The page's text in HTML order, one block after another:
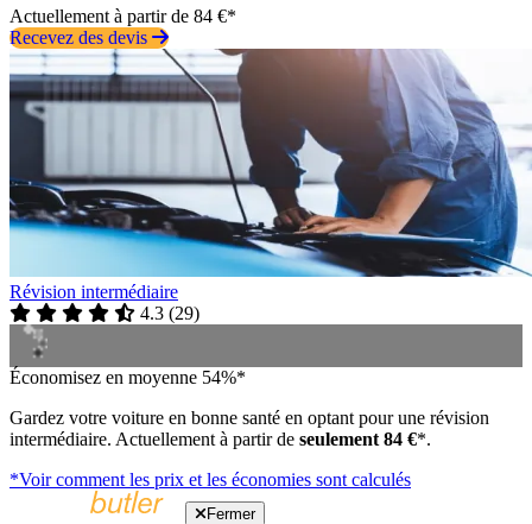
Actuellement à partir de 84 €*
Recevez des devis
Révision intermédiaire
4.3 (29)
Économisez en moyenne 54%*
Gardez votre voiture en bonne santé en optant pour une révision
intermédiaire. Actuellement à partir de seulement 84 €*.
*Voir comment les prix et les économies sont calculés
Fermer